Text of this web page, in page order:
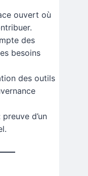
ouvert où
des
besoins
des outils
preuve d’un